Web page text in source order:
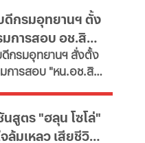
บประมาณ 2570
ยุบเลิกหน่วยงาน
จากภารกิจซ้ำซ้อน
ดีกรมอุทยานฯ ตั้ง
มการสอบ อช.สิมิ
ห้วีระ พักแรม 4 ปี
กรมอุทยานฯ​ สั่งตั้ง
การสอบ "หน.อช.สิมิ
รมฯหรือไม่
นสูตร "ฮลุน โซโล่"
ล้มเหลว เสียชีวิต